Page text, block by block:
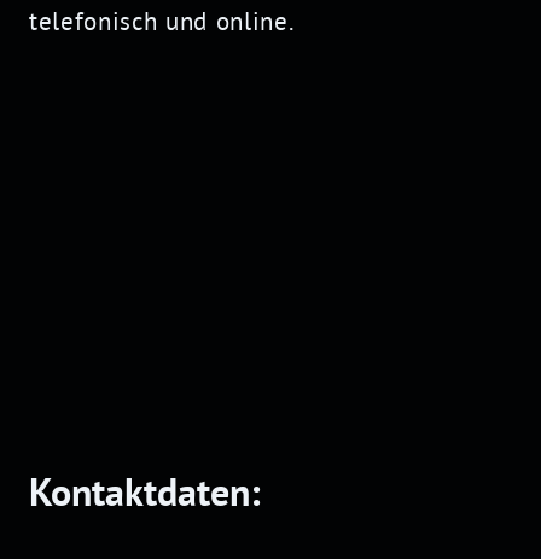
telefonisch und online.
Kontaktdaten: